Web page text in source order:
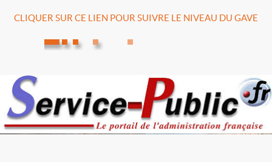
CLIQUER SUR CE LIEN POUR SUIVRE LE NIVEAU DU GAVE